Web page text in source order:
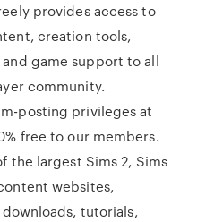
provides access to
creation tools,
game support to all
community.
posting privileges at
free to our members.
the largest Sims 2, Sims
websites,
tutorials,